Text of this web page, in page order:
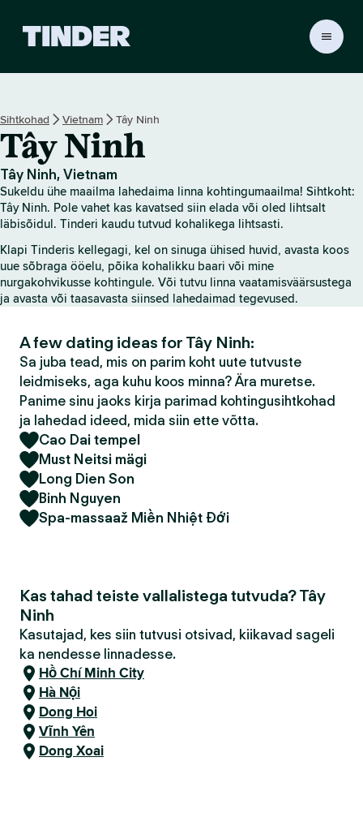
r
i
a
a
l
e
t
Sihtkohad Vietnam Tây Ninh
Tây Ninh
Tây Ninh, Vietnam
Sukeldu ühe maailma lahedaima linna kohtingumaailma! Sihtkoht:
Tây Ninh. Pole vahet kas kavatsed siin elada või oled lihtsalt
läbisõidul. Tinderi kaudu tutvud kohalikega lihtsasti.
Klapi Tinderis kellegagi, kel on sinuga ühised huvid, avasta koos
uue sõbraga ööelu, põika kohalikku baari või mine
nurgakohvikusse kohtingule. Või tutvu linna vaatamisväärsustega
ja avasta või taasavasta siinsed lahedaimad tegevused.
A few dating ideas for Tây Ninh:
Sa juba tead, mis on parim koht uute tutvuste
leidmiseks, aga kuhu koos minna? Ära muretse.
Panime sinu jaoks kirja parimad kohtingusihtkohad
ja lahedad ideed, mida siin ette võtta.
Cao Dai tempel
Must Neitsi mägi
Long Dien Son
Binh Nguyen
Spa-massaaž Miền Nhiệt Đới
Kas tahad teiste vallalistega tutvuda? Tây
Ninh
Kasutajad, kes siin tutvusi otsivad, kiikavad sageli
ka nendesse linnadesse.
Hồ Chí Minh City
Hà Nội
Dong Hoi
Vĩnh Yên
Dong Xoai